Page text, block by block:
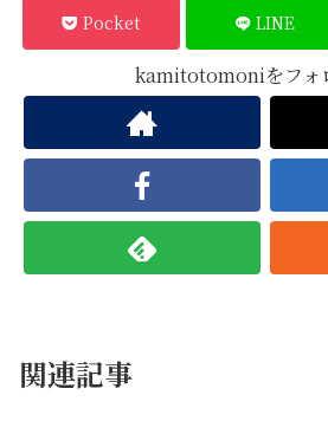
Pocket LINE
kamitotomoniをフォ
関連記事